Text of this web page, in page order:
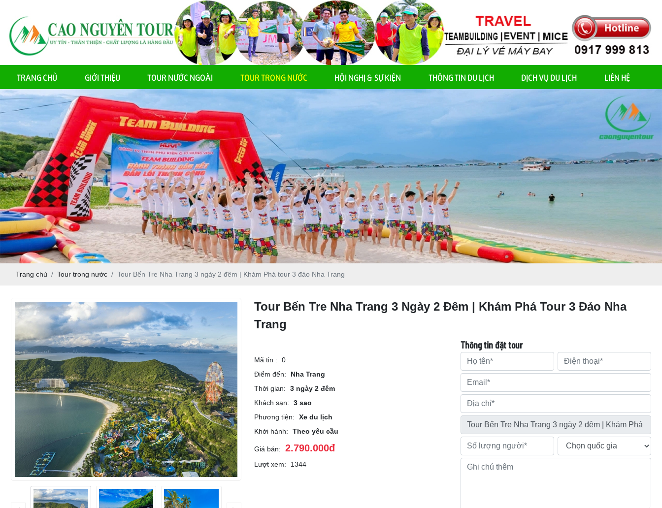
TRANG CHỦ GIỚI THIỆU TOUR NƯỚC NGOÀI TOUR TRONG NƯỚC HỘI NGHỊ & SỰ KIỆN THÔNG TIN DU LỊCH DỊCH VỤ DU LỊCH LIÊN HỆ
Trang chủ Tour trong nước Tour Bến Tre Nha Trang 3 ngày 2 đêm | Khám Phá tour 3 đảo Nha Trang
Tour Bến Tre Nha Trang 3 Ngày 2 Đêm | Khám Phá Tour 3 Đảo Nha
Trang
Mã tin :
0
Điểm đến:
Nha Trang
Thời gian:
3 ngày 2 đêm
Khách sạn:
3 sao
Phương tiện:
Xe du lịch
Khởi hành:
Theo yêu cầu
Giá bán: 2.790.000đ
Lượt xem: 1344
Thông tin đặt tour